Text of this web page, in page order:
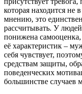
которая находится
мнению, это
рассчитывать. У
понижена
её характеристик –
себя чувствует,
средствам защиты,
поведенческих
большинстве случаев